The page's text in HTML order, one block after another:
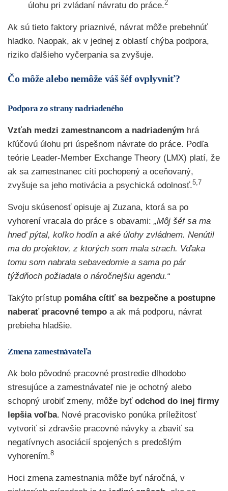
úlohu pri zvládaní návratu do práce.2
Ak sú tieto faktory priaznivé, návrat môže prebehnúť
hladko. Naopak, ak v jednej z oblastí chýba podpora,
riziko ďalšieho vyčerpania sa zvyšuje.
Čo môže alebo nemôže váš šéf ovplyvniť?
Podpora zo strany nadriadeného
Vzťah medzi zamestnancom a nadriadeným hrá
kľúčovú úlohu pri úspešnom návrate do práce. Podľa
teórie Leader-Member Exchange Theory (LMX) platí, že
ak sa zamestnanec cíti pochopený a oceňovaný,
zvyšuje sa jeho motivácia a psychická odolnosť.5,7
Svoju skúsenosť opisuje aj Zuzana, ktorá sa po
vyhorení vracala do práce s obavami: „Môj šéf sa ma
hneď pýtal, koľko hodín a aké úlohy zvládnem. Nenútil
ma do projektov, z ktorých som mala strach. Vďaka
tomu som nabrala sebavedomie a sama po pár
týždňoch požiadala o náročnejšiu agendu.“
Takýto prístup pomáha cítiť sa bezpečne a postupne
naberať pracovné tempo a ak má podporu, návrat
prebieha hladšie.
Zmena zamestnávateľa
Ak bolo pôvodné pracovné prostredie dlhodobo
stresujúce a zamestnávateľ nie je ochotný alebo
schopný urobiť zmeny, môže byť odchod do inej firmy
lepšia voľba. Nové pracovisko ponúka príležitosť
vytvoriť si zdravšie pracovné návyky a zbaviť sa
negatívnych asociácií spojených s predošlým
vyhorením.8
Hoci zmena zamestnania môže byť náročná, v